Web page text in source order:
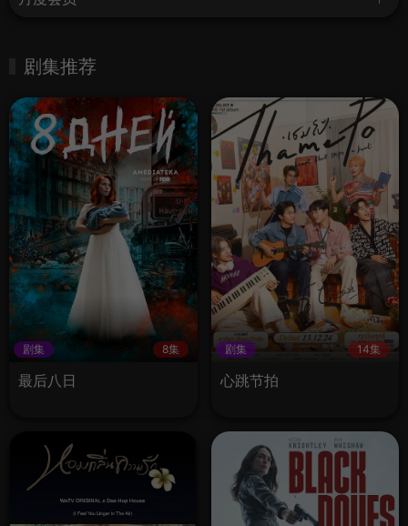
剧集推荐
剧集 8集
最后八日
剧集 14集
心跳节拍